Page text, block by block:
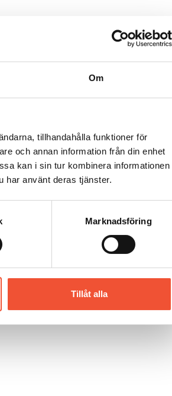
Om
tillhandahålla funktioner för
och annan information från din enhet
kan i sin tur kombinera informationen
har använt deras tjänster.
Marknadsföring
Tillåt alla